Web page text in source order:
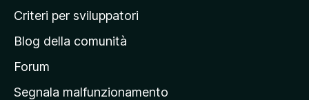
i
a
p
r
Criteri per sviluppatori
Blog della comunità
Forum
Segnala malfunzionamento